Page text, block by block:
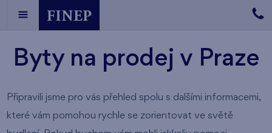
Byty na prodej v Praze
Připravili jsme pro vás přehled spolu s dalšími informacemi,
které vám pomohou rychle se zorientovat ve světě